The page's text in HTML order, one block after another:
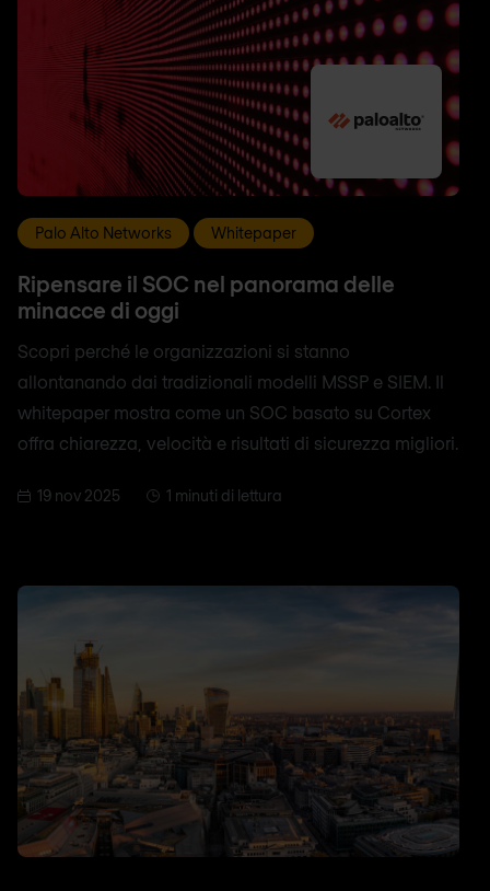
Palo Alto Networks Whitepaper
Ripensare il SOC nel panorama delle
minacce di oggi
Scopri perché le organizzazioni si stanno
allontanando dai tradizionali modelli MSSP e SIEM. Il
whitepaper mostra come un SOC basato su Cortex
offra chiarezza, velocità e risultati di sicurezza migliori.
19 nov 2025 1 minuti di lettura